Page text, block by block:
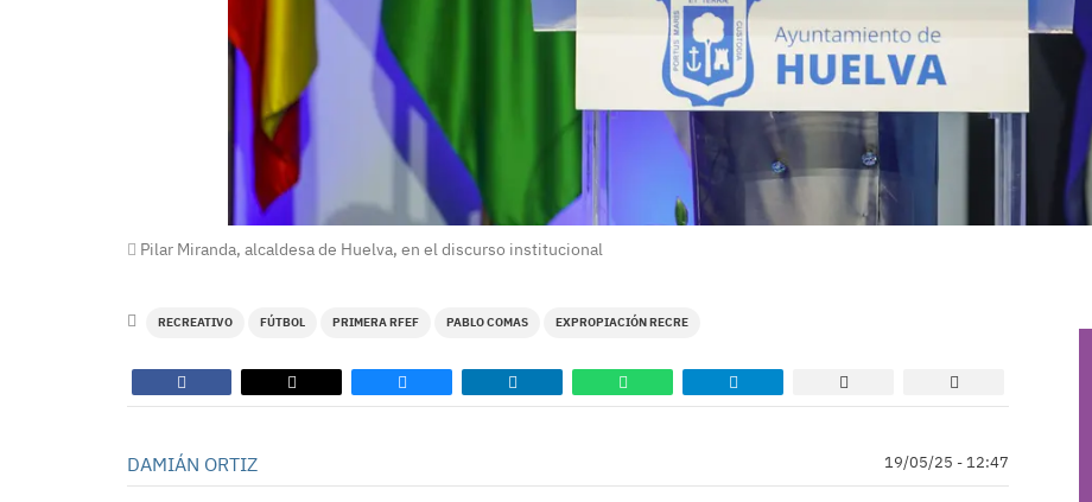
Pilar Miranda, alcaldesa de Huelva, en el discurso institucional
RECREATIVO FÚTBOL PRIMERA RFEF PABLO COMAS EXPROPIACIÓN RECRE
DAMIÁN ORTIZ 19/05/25 - 12:47